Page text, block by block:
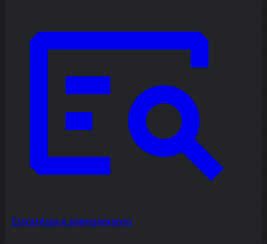
Estratégia e planejamento